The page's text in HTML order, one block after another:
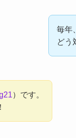
毎年
どう
）です。